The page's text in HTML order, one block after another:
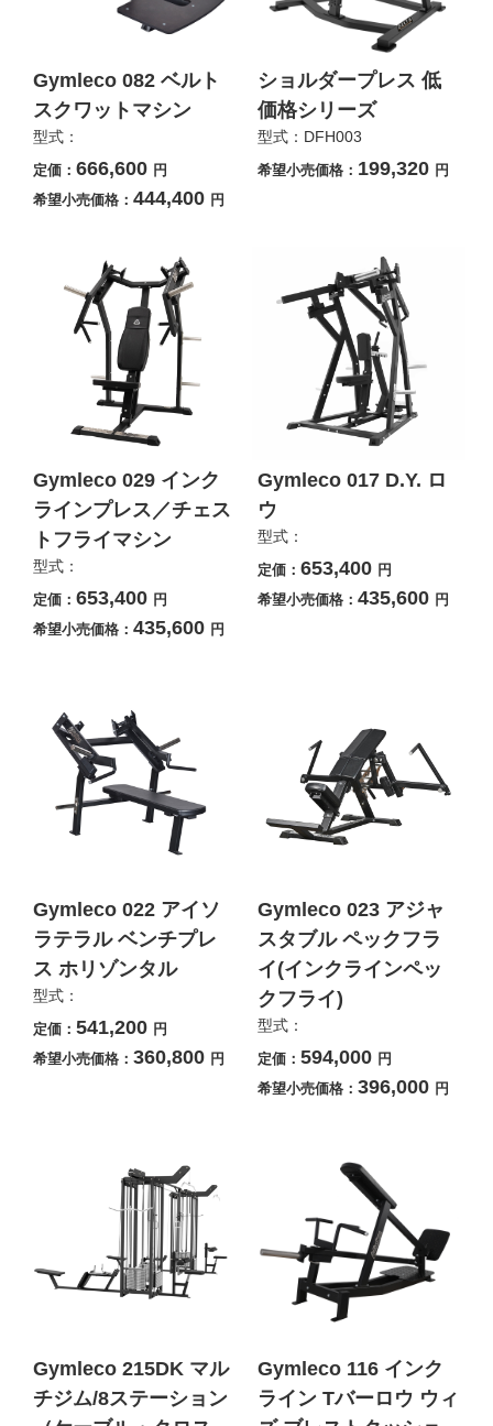
Gymleco 082 ベルト
スクワットマシン
型式：
定価： 666,600 円
希望小売価格： 444,400 円
ショルダープレス 低
価格シリーズ
型式：DFH003
希望小売価格： 199,320 円
Gymleco 029 インク
ラインプレス／チェス
トフライマシン
型式：
定価： 653,400 円
希望小売価格： 435,600 円
Gymleco 017 D.Y. ロ
ウ
型式：
定価： 653,400 円
希望小売価格： 435,600 円
Gymleco 022 アイソ
ラテラル ベンチプレ
ス ホリゾンタル
型式：
定価： 541,200 円
希望小売価格： 360,800 円
Gymleco 023 アジャ
スタブル ペックフラ
イ(インクラインペッ
クフライ)
型式：
定価： 594,000 円
希望小売価格： 396,000 円
Gymleco 215DK マル
チジム/8ステーション
Gymleco 116 インク
ライン Tバーロウ ウィ